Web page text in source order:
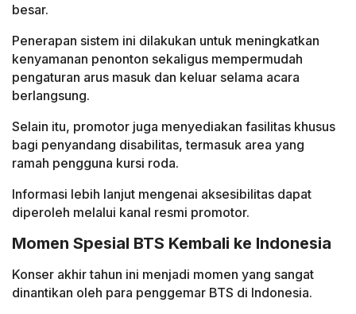
besar.
Penerapan sistem ini dilakukan untuk meningkatkan
kenyamanan penonton sekaligus mempermudah
pengaturan arus masuk dan keluar selama acara
berlangsung.
Selain itu, promotor juga menyediakan fasilitas khusus
bagi penyandang disabilitas, termasuk area yang
ramah pengguna kursi roda.
Informasi lebih lanjut mengenai aksesibilitas dapat
diperoleh melalui kanal resmi promotor.
Momen Spesial BTS Kembali ke Indonesia
Konser akhir tahun ini menjadi momen yang sangat
dinantikan oleh para penggemar BTS di Indonesia.